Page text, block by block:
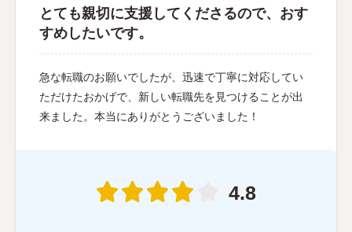
とても親切に支援してくださるので、おす
すめしたいです。
急な転職のお願いでしたが、迅速で丁寧に対応してい
ただけたおかげで、新しい転職先を見つけることが出
来ました。本当にありがとうございました！
4.8